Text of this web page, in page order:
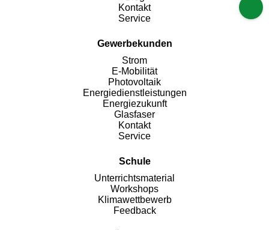
Kontakt
Service
Gewerbekunden
Strom
E-Mobilität
Photovoltaik
Energiedienstleistungen
Energiezukunft
Glasfaser
Kontakt
Service
Schule
Unterrichtsmaterial
Workshops
Klimawettbewerb
Feedback